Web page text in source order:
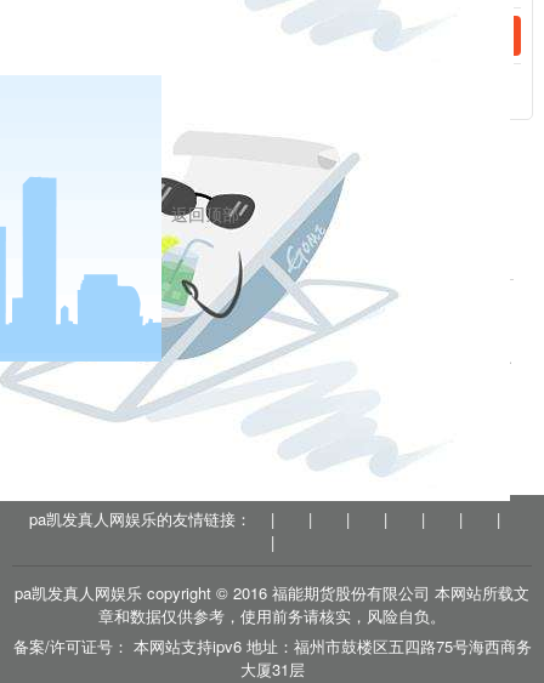
台？一个重要原因就是意识形态领域的斗争十分激烈”。
他引用马克思的这句话，也是为了说明
何时候任何情况下，我们都不能忽视思想的力量、忽视
意识形态的作用。
相关新闻
2023-04-28
中央纪委国家监委公开通报十起违反中央八项规定精神典型问题
2023-04-28 严查严防节日病
pa凯发真人网娱乐的友情链接： | | | | | |
|
|
pa凯发真人网娱乐 copyright © 2016 福能期货股份有限公司 本网站所载文
章和数据仅供参考，使用前务请核实，风险自负。
备案/许可证号： 本网站支持ipv6 地址：福州市鼓楼区五四路75号海西商务
大厦31层
返回顶部